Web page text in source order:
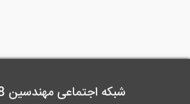
شبکه اجتماعی مهندسین 808